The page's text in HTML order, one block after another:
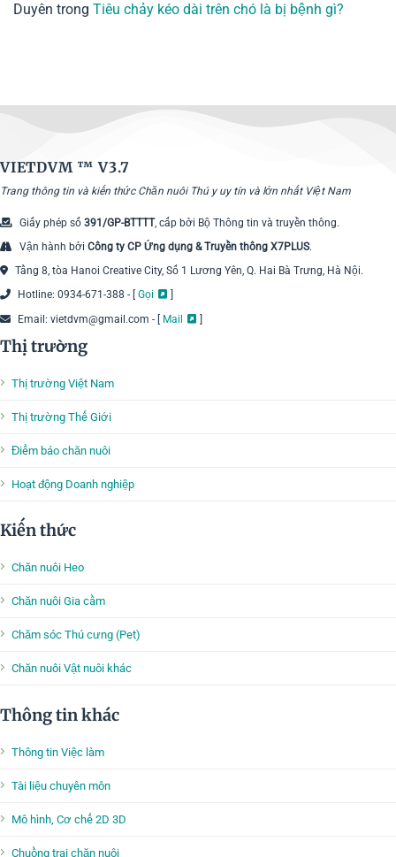
Duyên trong Tiêu chảy kéo dài trên chó là bị bệnh gì?
VIETDVM ™V3.7
Trang thông tin và kiến thức Chăn nuôi Thú y uy tín và lớn nhất Việt Nam
Giấy phép số 391/GP-BTTTT, cấp bởi Bộ Thông tin và truyền thông.
Vận hành bởi Công ty CP Ứng dụng & Truyền thông X7PLUS.
Tầng 8, tòa Hanoi Creative City, Số 1 Lương Yên, Q. Hai Bà Trưng, Hà Nội.
Hotline: 0934-671-388 - [ Gọi
Email: vietdvm@gmail.com - [ Mail ]
Thị trường
Thị trường Việt Nam
Thị trường Thế Giới
Điểm báo chăn nuôi
Hoạt động Doanh nghiệp
Kiến thức
Chăn nuôi Heo
Chăn nuôi Gia cầm
Chăm sóc Thú cưng (Pet)
Chăn nuôi Vật nuôi khác
Thông tin khác
Thông tin Việc làm
Tài liệu chuyên môn
Mô hình, Cơ chế 2D 3D
Chuồng trại chăn nuôi